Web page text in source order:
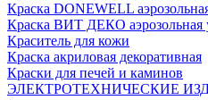
Краска DONEWELL
Краска ВИТ ДЕКО аэрозольная
Краситель для кожи
Краска акриловая декоративная
Краски для печей и каминов
ЭЛЕКТРОТЕХНИЧЕСКИЕ